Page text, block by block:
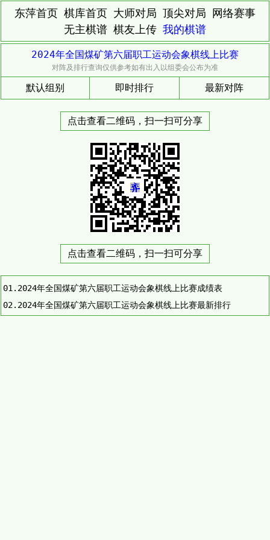
东萍首页 棋库首页 大师对局 顶尖对局
网络赛事
无主棋谱 棋友上传 我的棋谱
2024年全国煤矿第六届职工运动会象棋线上比赛
对阵及排行查询仅供参考如有出入以组委会公布为准
默认组别 即时排行 最新对阵
点击查看二维码，扫一扫可分享
点击查看二维码，扫一扫可分享
01. 2024年全国煤矿第六届职工运动会象棋线上比赛成绩表
02. 2024年全国煤矿第六届职工运动会象棋线上比赛最新排行